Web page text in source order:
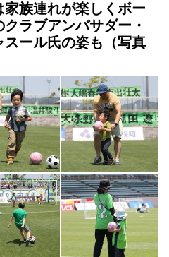
族連れが楽しくボー
ラブアンバサダー・
ール氏の姿も（写真